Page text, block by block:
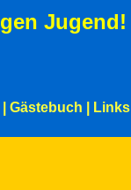
Gästebuch Links